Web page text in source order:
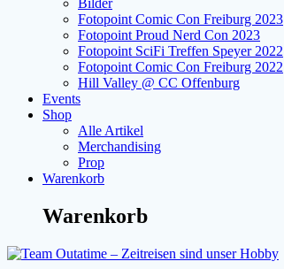
Bilder
Fotopoint Comic Con Freiburg 2023
Fotopoint Proud Nerd Con 2023
Fotopoint SciFi Treffen Speyer 2022
Fotopoint Comic Con Freiburg 2022
Hill Valley @ CC Offenburg
Events
Shop
Alle Artikel
Merchandising
Prop
Warenkorb
Warenkorb